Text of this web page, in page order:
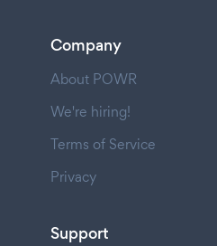
Company
About POWR
We're hiring!
Terms of Service
Privacy
Support